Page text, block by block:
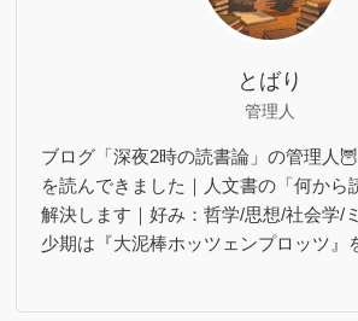
とばり
管理人
ブログ「深夜2時の読書論」の管理人
を読んできました｜人文書の「何から
解決します｜好み：哲学/思想/社会学/
少期は『大泥棒ホッツェンプロッツ』